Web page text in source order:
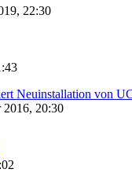
22:30
Neuinstallation von
2016, 20:30